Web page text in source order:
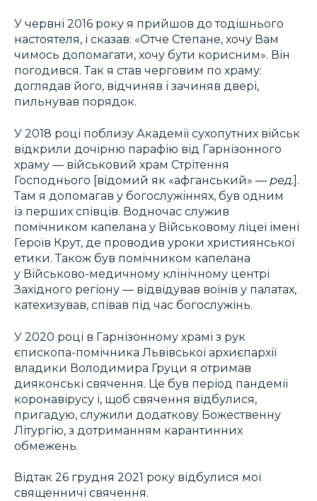
У червні 2016 року я прийшов до тодішнього
настоятеля, і сказав: «Отче Степане, хочу Вам
чимось допомагати, хочу бути корисним». Він
погодився. Так я став черговим по храму:
доглядав його, відчиняв і зачиняв двері,
пильнував порядок.
У 2018 році поблизу Академії сухопутних військ
відкрили дочірню парафію від Гарнізонного
храму — військовий храм Стрітення
Господнього [відомий як «афганський» — ред.].
Там я допомагав у богослужіннях, був одним
із перших співців. Водночас служив
помічником капелана у Військовому ліцеї імені
Героїв Крут, де проводив уроки християнської
етики. Також був помічником капелана
у Військово-медичному клінічному центрі
Західного регіону — відвідував воїнів у палатах,
катехизував, співав під час богослужінь.
У 2020 році в Гарнізонному храмі з рук
єпископа-помічника Львівської архиєпархії
владики Володимира Груци я отримав
дияконські свячення. Це був період пандемії
коронавірусу і, щоб свячення відбулися,
пригадую, служили додаткову Божественну
Літургію, з дотриманням карантинних
обмежень.
Відтак 26 грудня 2021 року відбулися мої
священничі свячення.